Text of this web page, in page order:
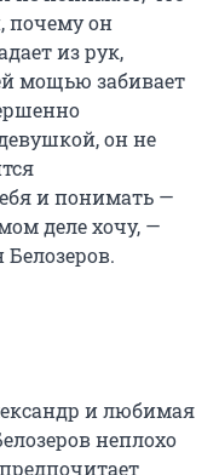
почему он
из рук,
мощью забивает
он не
и понимать —
деле хочу, —
Белозеров.
и любимая
неплохо